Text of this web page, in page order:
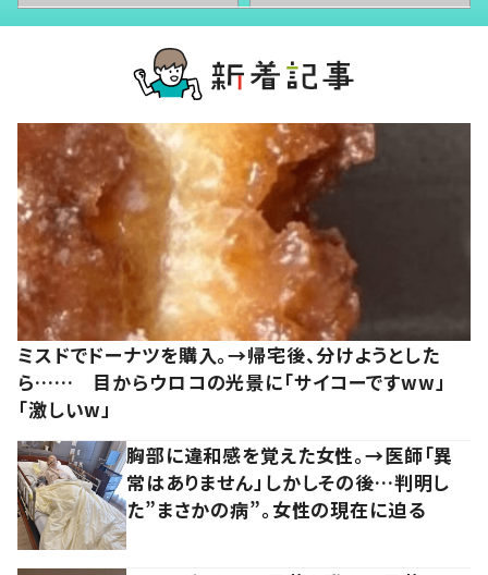
ミスドでドーナツを購入。→帰宅後、分けようとした
ら…… 目からウロコの光景に「サイコーですww」
「激しいw」
胸部に違和感を覚えた女性。→医師「異
常はありません」しかしその後…判明し
た”まさかの病”。女性の現在に迫る